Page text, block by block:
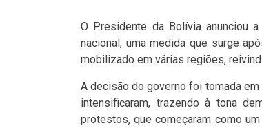
O Presidente da Bolívia anunciou
nacional, uma medida que surge
mobilizado em várias regiões,
A decisão do governo foi tomada
intensificaram, trazendo à tona
protestos, que começaram como